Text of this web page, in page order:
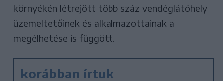
környékén létrejött több száz vendéglátóhely
üzemeltetőinek és alkalmazottainak a
megélhetése is függött.
korábban írtuk